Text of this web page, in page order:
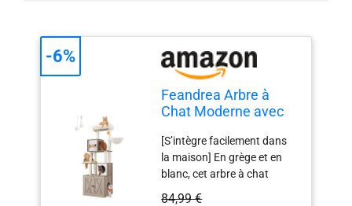
Feandrea Arbre à
Chat Moderne avec
Jeu, Griffoir avec
Maison de Toilette,
180 cm, Niche,
Plateforme, Tapis
[S’intègre facilement dans
la maison] En grège et en
blanc, cet arbre à chat
moderne s’intègre
84,99 €
-6%